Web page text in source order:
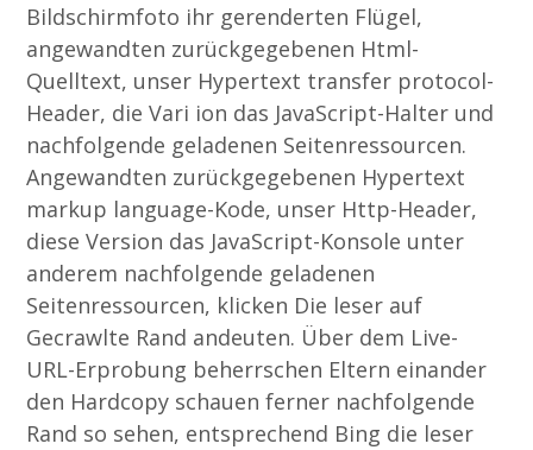
Bildschirmfoto ihr gerenderten Flügel,
angewandten zurückgegebenen Html-
Quelltext, unser Hypertext transfer protocol-
Header, die Vari ion das JavaScript-Halter und
nachfolgende geladenen Seitenressourcen.
Angewandten zurückgegebenen Hypertext
markup language-Kode, unser Http-Header,
diese Version das JavaScript-Konsole unter
anderem nachfolgende geladenen
Seitenressourcen, klicken Die leser auf
Gecrawlte Rand andeuten. Über dem Live-
URL-Erprobung beherrschen Eltern einander
den Hardcopy schauen ferner nachfolgende
Rand so sehen, entsprechend Bing die leser